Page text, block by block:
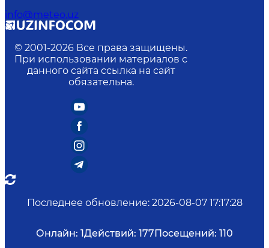
info@meteo.uz
© 2001-2026 Все права защищены.
При использовании материалов с
данного сайта ссылка на сайт
обязательна.
Последнее обновление: 2026-08-07 17:17:28
Онлайн: 1Действий: 177Посещений: 110